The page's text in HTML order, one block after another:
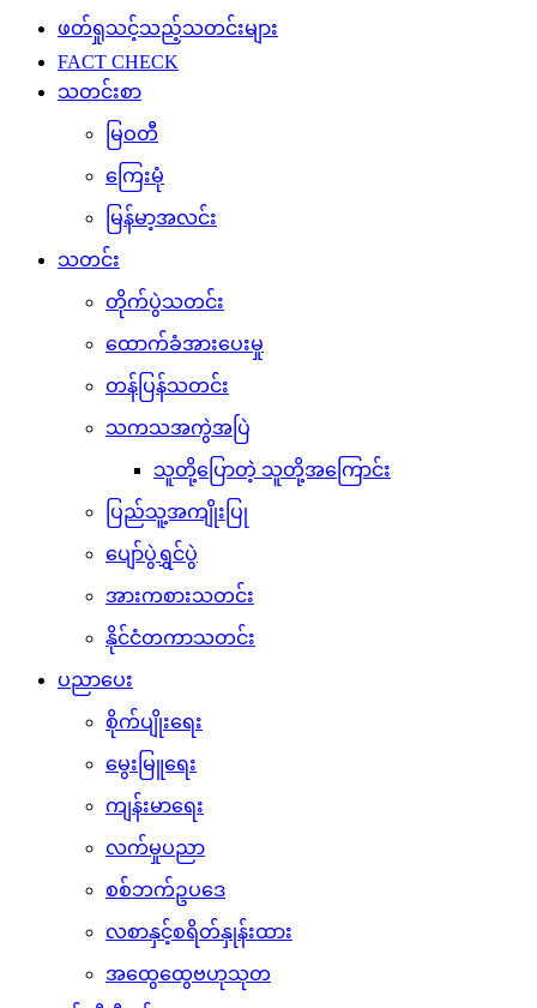
ဖတ်ရှုသင့်သည့်သတင်းများ
FACT CHECK
သတင်းစာ
မြဝတီ
ကြေးမုံ
မြန်မာ့အလင်း
သတင်း
တိုက်ပွဲသတင်း
ထောက်ခံအားပေးမှု
တန်ပြန်သတင်း
သကသအကွဲအပြဲ
သူတို့ပြောတဲ့ သူတို့အကြောင်း
ပြည်သူ့အကျိုးပြု
ပျော်ပွဲရွှင်ပွဲ
အားကစားသတင်း
နိုင်ငံတကာသတင်း
ပညာပေး
စိုက်ပျိုးရေး
မွေးမြူရေး
ကျန်းမာရေး
လက်မှုပညာ
စစ်ဘက်ဥပဒေ
လစာနှင့်စရိတ်နှုန်းထား
အထွေထွေဗဟုသုတ